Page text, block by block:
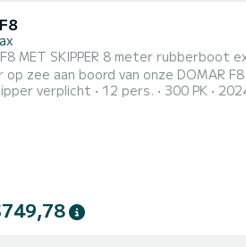
MET SKIPPER 8 meter rubberboot exclusief
op zee aan boord van onze DOMAR
van 8 meter, geschikt voor maximaal 12 personen voor een onvergetelijke excursie
verplicht 12 pers. 300 PK